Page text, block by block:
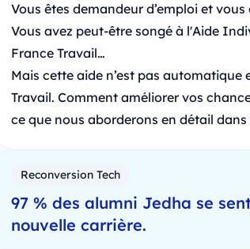
Vous êtes demandeur d’emploi et
Vous avez peut-être songé à l'Aide
France Travail…
Mais cette aide n’est pas
Travail. Comment améliorer vos
ce que nous aborderons en détail
Reconversion Tech
97 % des alumni Jedha se
nouvelle carrière.